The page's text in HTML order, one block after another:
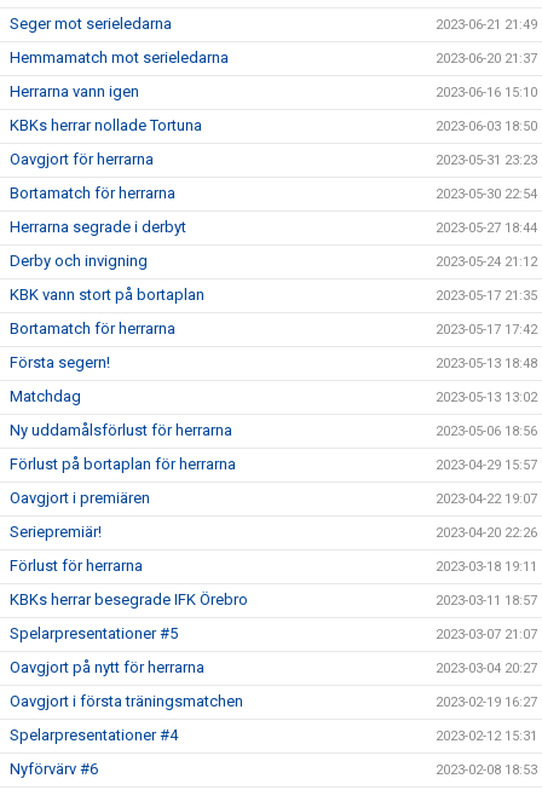
Seger mot serieledarna 2023-06-21 21:49
Hemmamatch mot serieledarna 2023-06-20 21:37
Herrarna vann igen 2023-06-16 15:10
KBKs herrar nollade Tortuna 2023-06-03 18:50
Oavgjort för herrarna 2023-05-31 23:23
Bortamatch för herrarna 2023-05-30 22:54
Herrarna segrade i derbyt 2023-05-27 18:44
Derby och invigning 2023-05-24 21:12
KBK vann stort på bortaplan 2023-05-17 21:35
Bortamatch för herrarna 2023-05-17 17:42
Första segern! 2023-05-13 18:48
Matchdag 2023-05-13 13:02
Ny uddamålsförlust för herrarna 2023-05-06 18:56
Förlust på bortaplan för herrarna 2023-04-29 15:57
Oavgjort i premiären 2023-04-22 19:07
Seriepremiär! 2023-04-20 22:26
Förlust för herrarna 2023-03-18 19:11
KBKs herrar besegrade IFK Örebro 2023-03-11 18:57
Spelarpresentationer #5 2023-03-07 21:07
Oavgjort på nytt för herrarna 2023-03-04 20:27
Oavgjort i första träningsmatchen 2023-02-19 16:27
Spelarpresentationer #4 2023-02-12 15:31
Nyförvärv #6 2023-02-08 18:53